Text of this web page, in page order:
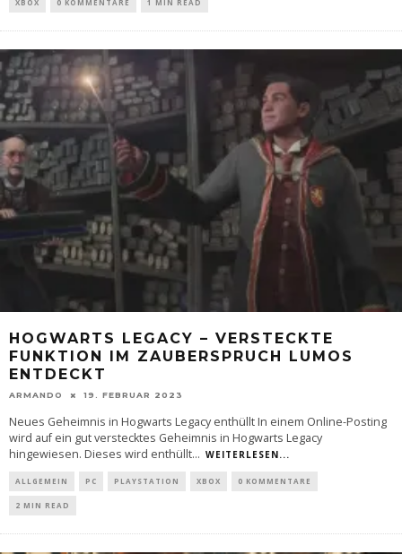
XBOX 0 KOMMENTARE 1 MIN READ
HOGWARTS LEGACY – VERSTECKTE
FUNKTION IM ZAUBERSPRUCH LUMOS
ENTDECKT
ARMANDO 19. FEBRUAR 2023
Neues Geheimnis in Hogwarts Legacy enthüllt In einem Online-Posting
wird auf ein gut verstecktes Geheimnis in Hogwarts Legacy
hingewiesen. Dieses wird enthüllt... WEITERLESEN...
ALLGEMEIN PC PLAYSTATION XBOX 0 KOMMENTARE
2 MIN READ